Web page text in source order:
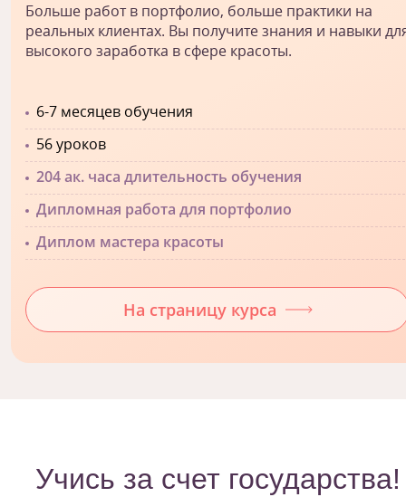
Больше работ в портфолио, больше практики на
реальных клиентах. Вы получите знания и навыки
высокого заработка в сфере красоты.
6-7 месяцев обучения
56 уроков
204 ак. часа длительность обучения
Дипломная работа для портфолио
Диплом мастера красоты
На страницу курса
Учись за счет государства!